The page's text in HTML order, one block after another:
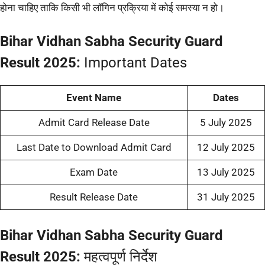
होना चाहिए ताकि किसी भी लॉगिन प्रक्रिया में कोई समस्या न हो।
Bihar Vidhan Sabha Security Guard
Result 2025: Important Dates
Event Name Dates
Admit Card Release Date 5 July 2025
Last Date to Download Admit Card 12 July 2025
Exam Date 13 July 2025
Result Release Date 31 July 2025
Bihar Vidhan Sabha Security Guard
Result 2025: महत्वपूर्ण निर्देश